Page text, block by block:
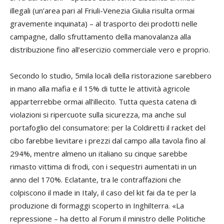
illegali (un’area pari al Friuli-Venezia Giulia risulta ormai
gravemente inquinata) – al trasporto dei prodotti nelle
campagne, dallo sfruttamento della manovalanza alla
distribuzione fino all’esercizio commerciale vero e proprio.
Secondo lo studio, 5mila locali della ristorazione sarebbero
in mano alla mafia e il 15% di tutte le attività agricole
apparterrebbe ormai all’illecito. Tutta questa catena di
violazioni si ripercuote sulla sicurezza, ma anche sul
portafoglio del consumatore: per la Coldiretti il racket del
cibo farebbe lievitare i prezzi dal campo alla tavola fino al
294%, mentre almeno un italiano su cinque sarebbe
rimasto vittima di frodi, con i sequestri aumentati in un
anno del 170%. Eclatante, tra le contraffazioni che
colpiscono il made in Italy, il caso del kit fai da te per la
produzione di formaggi scoperto in Inghilterra. «La
repressione – ha detto al Forum il ministro delle Politiche